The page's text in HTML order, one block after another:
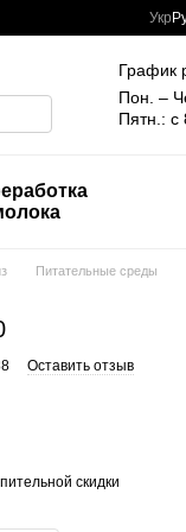
Укр
График
Пон. –
Пятн.: с
Питательные среды
Оставить отзыв
скидки